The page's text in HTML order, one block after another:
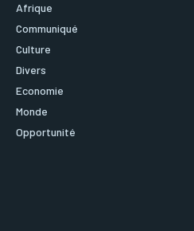
Afrique
Communiqué
Culture
Divers
Economie
Monde
Opportunité